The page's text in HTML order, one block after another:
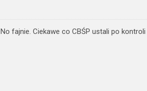
No fajnie. Ciekawe co CBŚP ustali po kontroli